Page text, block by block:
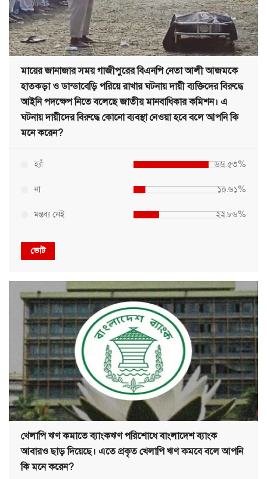
মায়ের জানাজার সময় গাজীপুরের বিএনপি নেতা আলী আজমকে
হাতকড়া ও ডান্ডাবেড়ি পরিয়ে রাখার ঘটনায় দায়ী ব্যক্তিদের বিরুদ্ধে
আইনি পদক্ষেপ নিতে বলেছে জাতীয় মানবাধিকার কমিশন। এ
ঘটনায় দায়ীদের বিরুদ্ধে কোনো ব্যবস্থা নেওয়া হবে বলে আপনি কি
মনে করেন?
হ্যাঁ ৬৬.৫৩%
না ১০.৬১%
মন্তব্য নেই ২২.৮৬%
ভোট
খেলাপি ঋণ কমাতে ব্যাংকঋণ পরিশোধে বাংলাদেশ ব্যাংক
আবারও ছাড় দিয়েছে। এতে প্রকৃত খেলাপি ঋণ কমবে বলে আপনি
কি মনে করেন?